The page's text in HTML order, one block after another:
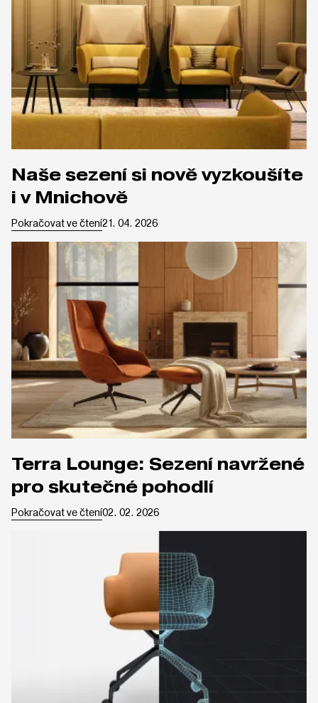
Naše sezení si nově vyzkoušíte
i v Mnichově
Pokračovat ve čtení21. 04. 2026
Terra Lounge: Sezení navržené
pro skutečné pohodlí
Pokračovat ve čtení02. 02. 2026